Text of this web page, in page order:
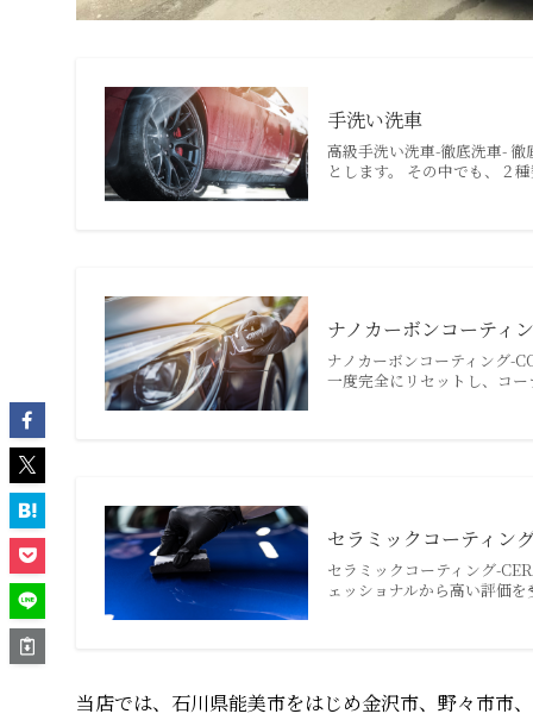
手洗い洗車
高級手洗い洗車-徹底洗車-
とします。 その中でも、２
ナノカーボンコーティ
ナノカーボンコーティング-
一度完全にリセットし、コ
セラミックコーティン
セラミックコーティング-
ェッショナルから高い評価
当店では、石川県能美市をはじめ金沢市、野々市市